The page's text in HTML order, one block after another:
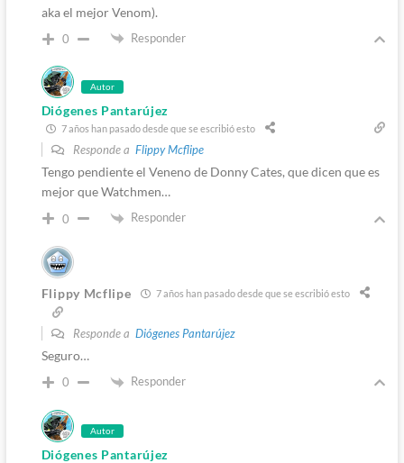
aka el mejor Venom).
0 Responder
Autor
Diógenes Pantarújez
7 años han pasado desde que se escribió esto
Responde a Flippy Mcflipe
Tengo pendiente el Veneno de Donny Cates, que dicen que es
mejor que Watchmen…
0 Responder
Flippy Mcflipe 7 años han pasado desde que se escribió esto
Responde a Diógenes Pantarújez
Seguro…
0 Responder
Autor
Diógenes Pantarújez